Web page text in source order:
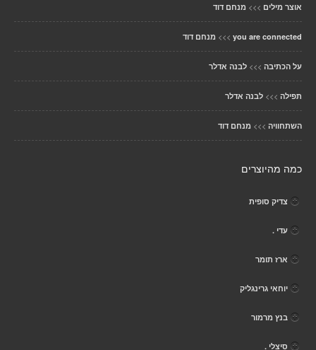
אוצר מילים >>> מנחם דוד
you are connected
>>> מנחם דוד
על הכתיבה >>> לבנה אדלר
תפילה >>> לבנה אדלר
השתחוויה >>> מנחם דוד
כמה מהיוצרים
צדיק סופית
עדי .
ארז תומר
יוחאי גרינגליק
בנץ מרמור
סיצלי .